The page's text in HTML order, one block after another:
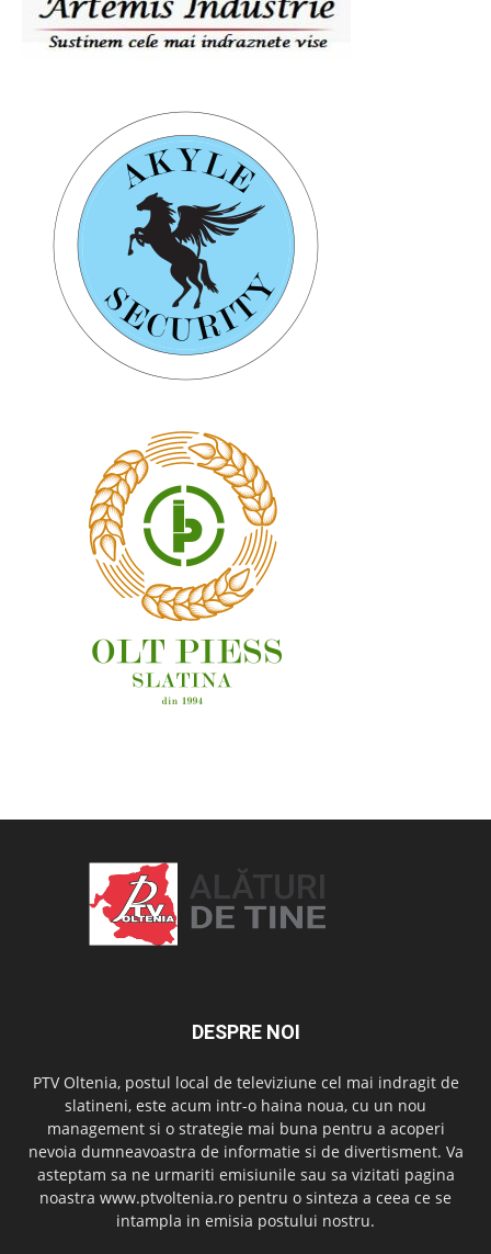
DESPRE NOI
PTV Oltenia, postul local de televiziune cel mai indragit de
slatineni, este acum intr-o haina noua, cu un nou
management si o strategie mai buna pentru a acoperi
nevoia dumneavoastra de informatie si de divertisment. Va
asteptam sa ne urmariti emisiunile sau sa vizitati pagina
noastra www.ptvoltenia.ro pentru o sinteza a ceea ce se
intampla in emisia postului nostru.